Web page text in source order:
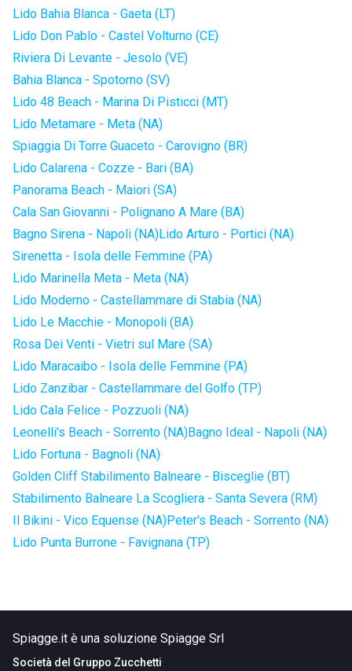
Lido Bahia Blanca - Gaeta (LT)
Lido Don Pablo - Castel Volturno (CE)
Riviera Di Levante - Jesolo (VE)
Bahia Blanca - Spotorno (SV)
Lido 48 Beach - Marina Di Pisticci (MT)
Lido Metamare - Meta (NA)
Spiaggia Di Torre Guaceto - Carovigno (BR)
Lido Calarena - Cozze - Bari (BA)
Panorama Beach - Maiori (SA)
Cala San Giovanni - Polignano A Mare (BA)
Bagno Sirena - Napoli (NA)Lido Arturo - Portici (NA)
Sirenetta - Isola delle Femmine (PA)
Lido Marinella Meta - Meta (NA)
Lido Moderno - Castellammare di Stabia (NA)
Lido Le Macchie - Monopoli (BA)
Rosa Dei Venti - Vietri sul Mare (SA)
Lido Maracaibo - Isola delle Femmine (PA)
Lido Zanzibar - Castellammare del Golfo (TP)
Lido Cala Felice - Pozzuoli (NA)
Leonelli's Beach - Sorrento (NA)Bagno Ideal - Napoli (NA)
Lido Fortuna - Bagnoli (NA)
Golden Cliff Stabilimento Balneare - Bisceglie (BT)
Stabilimento Balneare La Scogliera - Santa Severa (RM)
Il Bikini - Vico Equense (NA)Peter's Beach - Sorrento (NA)
Lido Punta Burrone - Favignana (TP)
Spiagge.it è una soluzione Spiagge Srl
Società del Gruppo Zucchetti